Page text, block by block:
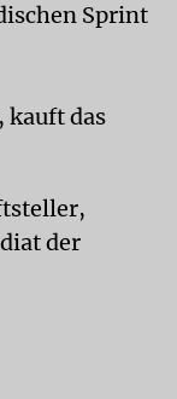
Sprint
kauft das
der